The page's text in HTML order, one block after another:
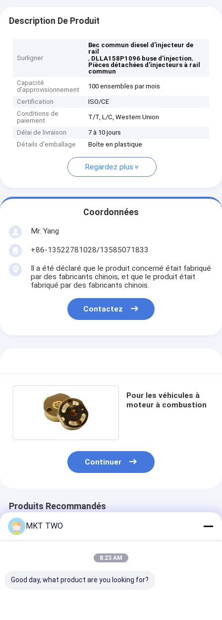
Description De Produit
Surligner
Bec commun diesel d'injecteur de
rail
, DLLA158P1096 buse d'injection,
Pièces détachées d'injecteurs à rail
commun
Capacité
d'approvisionnement
100 ensembles par mois
Certification
ISO/CE
Conditions de
paiement
T/T, L/C, Western Union
Délai de livraison
7 à 10 jours
Détails d'emballage
Boîte en plastique
Regardez plus
Coordonnées
Mr. Yang
+86-13522781028/13585071833
Il a été déclaré que le produit concerné était fabriqué
par des fabricants chinois, et que le produit était
fabriqué par des fabricants chinois.
Contactez
Pour les véhicules à
moteur à combustion
Continuer
Produits Recommandés
MKT TWO
8:23 AM
Good day, what product are you looking for?